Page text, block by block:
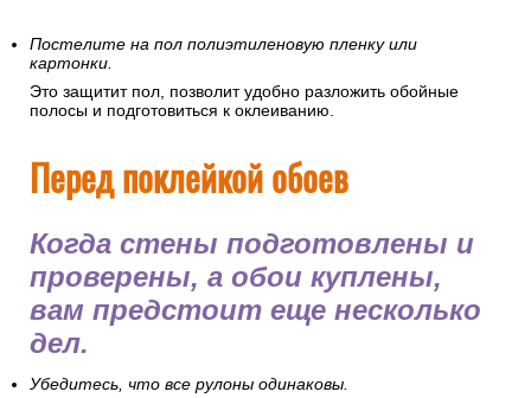
Постелите на пол полиэтиленовую пленку или
картонки.
Это защитит пол, позволит удобно разложить обойные
полосы и подготовиться к оклеиванию.
Перед поклейкой обоев
Когда стены подготовлены и
проверены, а обои куплены,
вам предстоит еще несколько
дел.
Убедитесь, что все рулоны одинаковы.